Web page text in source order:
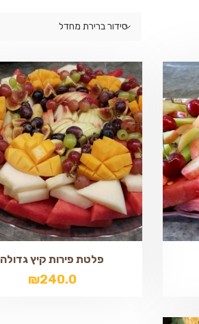
סידור ברירת מחדל
פלטת פירות קיץ גדולה
₪240.0